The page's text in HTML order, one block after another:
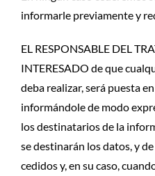
informarle previamente y
EL RESPONSABLE DEL
INTERESADO de que
deba realizar, será puesta
informándole de modo
los destinatarios de la
se destinarán los datos, y
cedidos y, en su caso,